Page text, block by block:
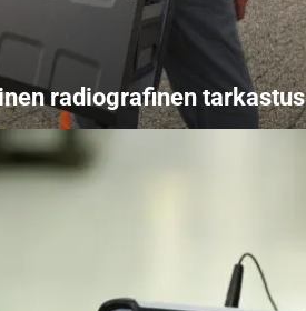
radiografinen tarkastus